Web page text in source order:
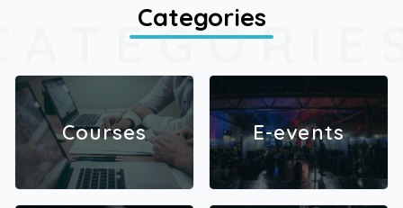
Categories
Courses E-events